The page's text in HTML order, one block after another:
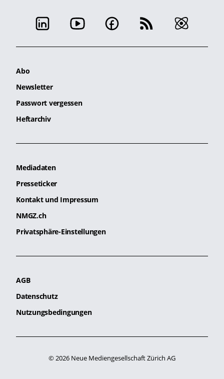
Abo
Newsletter
Passwort vergessen
Heftarchiv
Mediadaten
Presseticker
Kontakt und Impressum
NMGZ.ch
Privatsphäre-Einstellungen
AGB
Datenschutz
Nutzungsbedingungen
© 2026 Neue Mediengesellschaft Zürich AG